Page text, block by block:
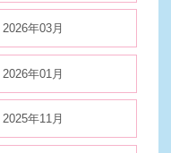
2026年03月
2026年01月
2025年11月